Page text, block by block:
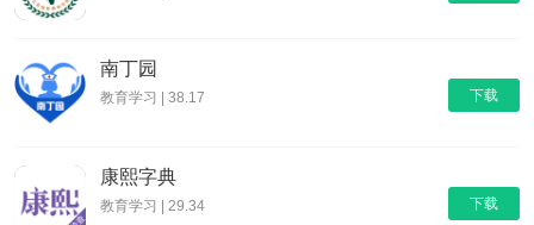
下载
南丁园
教育学习 | 38.17
下载
康熙字典
教育学习 | 29.34